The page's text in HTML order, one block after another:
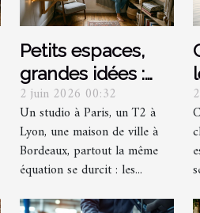
Petits espaces,
grandes idées :
optimiser chaque
recoin grâce à la
décoration
2 juin 2026 00:32
Un studio à Paris, un T2 à
Lyon, une maison de ville à
Bordeaux, partout la même
équation se durcit : les...